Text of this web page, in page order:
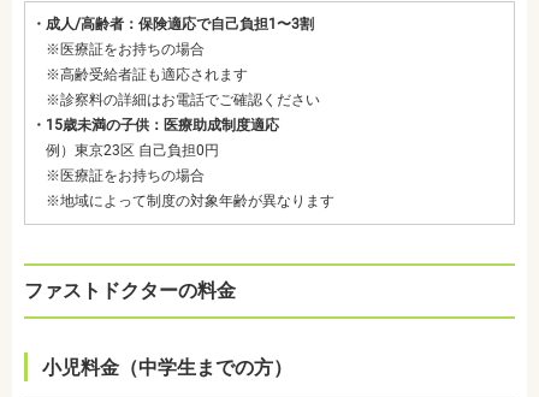
・成人/高齢者：保険適応で自己負担1〜3割
※医療証をお持ちの場合
※高齢受給者証も適応されます
※診察料の詳細はお電話でご確認ください
・15歳未満の子供：医療助成制度適応
例）東京23区 自己負担0円
※医療証をお持ちの場合
※地域によって制度の対象年齢が異なります
ファストドクターの料金
小児料金（中学生までの方）